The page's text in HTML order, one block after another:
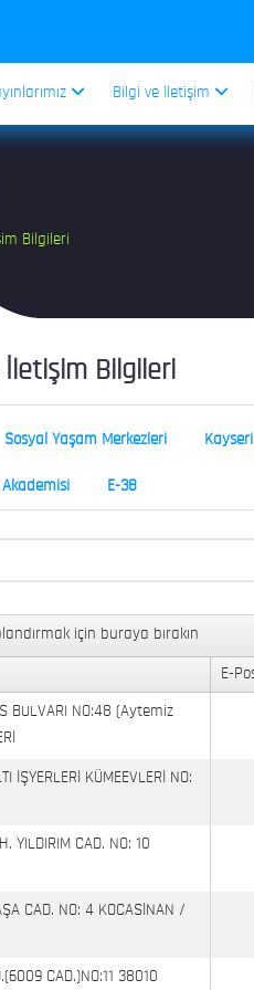
Bilgi ve İletişim
Bilgileri
İletişim Bilgileri
Sosyal Yaşam Merkezleri
Akademisi E-38
için buraya bırakın
E-
BULVARI NO:48 (Aytemiz
İŞYERLERİ KÜMEEVLERİ NO:
YILDIRIM CAD. NO: 10
CAD. NO: 4 KOCASİNAN /
CAD.)NO:11 38010